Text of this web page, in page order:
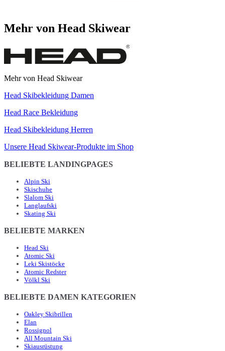
Mehr von Head Skiwear
Mehr von Head Skiwear
Head Skibekleidung Damen
Head Race Bekleidung
Head Skibekleidung Herren
Unsere Head Skiwear-Produkte im Shop
BELIEBTE LANDINGPAGES
Alpin Ski
Skischuhe
Slalom Ski
Langlaufski
Skating Ski
BELIEBTE MARKEN
Head Ski
Atomic Ski
Leki Skistöcke
Atomic Redster
Völkl Ski
BELIEBTE DAMEN KATEGORIEN
Oakley Skibrillen
Elan
Rossignol
All Mountain Ski
Skiausrüstung